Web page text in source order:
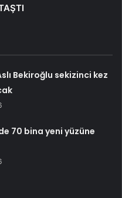
Bekiroğlu sekizinci kez
70 bina yeni yüzüne